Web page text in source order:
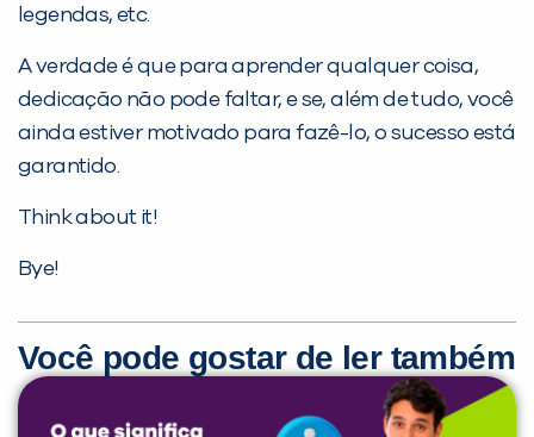
legendas, etc.
A verdade é que para aprender qualquer coisa,
dedicação não pode faltar, e se, além de tudo, você
ainda estiver motivado para fazê-lo, o sucesso está
garantido.
Think about it!
Bye!
Você pode gostar de ler também